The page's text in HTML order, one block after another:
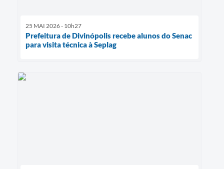
25 MAI 2026 - 10h27
Prefeitura de Divinópolis recebe alunos do Senac
para visita técnica à Seplag